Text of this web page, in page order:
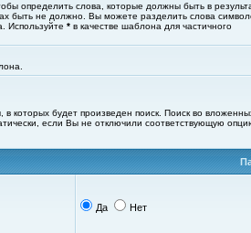
определить слова, которые должны быть в
быть не должно. Вы можете разделить слова
Используйте * в качестве шаблона для частичного
которых будет произведен поиск. Поиск во
если Вы не отключили соответствующую
Да Нет